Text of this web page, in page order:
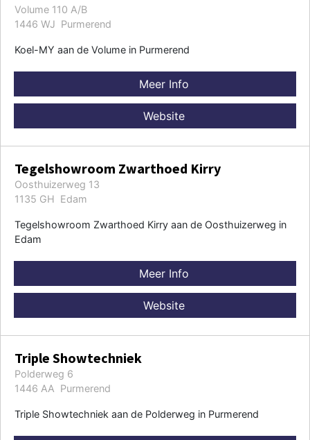
Volume 110 A/B
1446 WJ Purmerend
Koel-MY aan de Volume in Purmerend
Meer Info
Website
Tegelshowroom Zwarthoed Kirry
Oosthuizerweg 13
1135 GH Edam
Tegelshowroom Zwarthoed Kirry aan de Oosthuizerweg in
Edam
Meer Info
Website
Triple Showtechniek
Polderweg 6
1446 AA Purmerend
Triple Showtechniek aan de Polderweg in Purmerend